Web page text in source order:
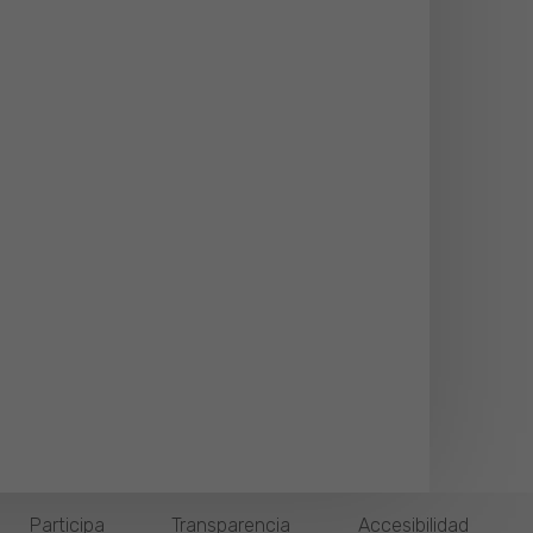
Participa Transparencia Accesibilidad